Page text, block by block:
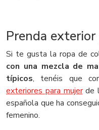
Prenda
Si te gusta la ropa de
con una mezcla de
típicos, tenéis que
exteriores para mujerde
española que ha
femenino.